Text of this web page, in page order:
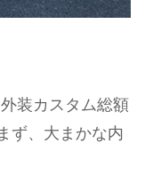
装カスタム総額
ず、大まかな内